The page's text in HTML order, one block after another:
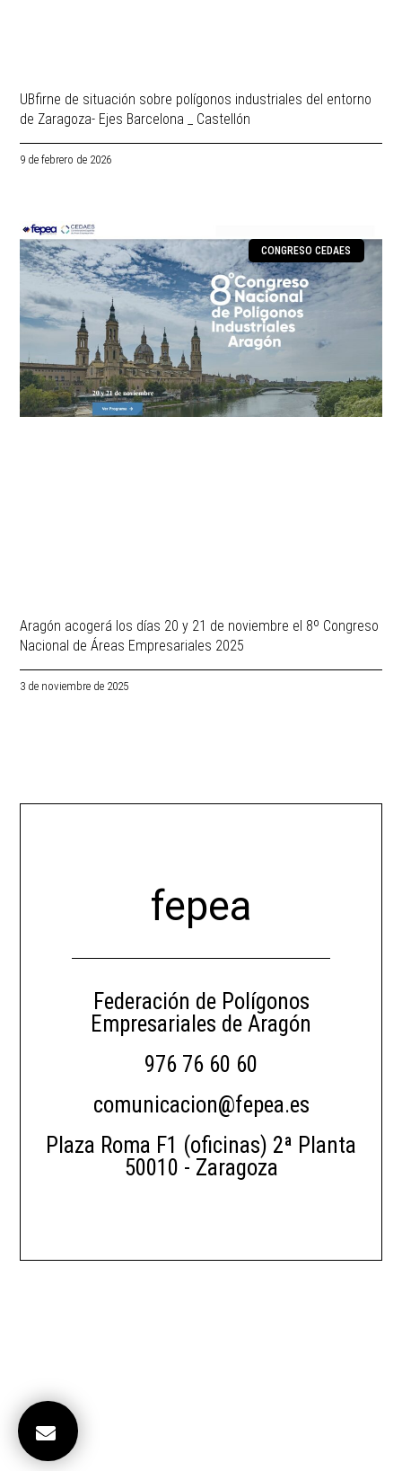
UBfirne de situación sobre polígonos industriales del entorno
de Zaragoza- Ejes Barcelona _ Castellón
9 de febrero de 2026
CONGRESO CEDAES
Aragón acogerá los días 20 y 21 de noviembre el 8º Congreso
Nacional de Áreas Empresariales 2025
3 de noviembre de 2025
fepea
Federación de Polígonos
Empresariales de Aragón
976 76 60 60
comunicacion@fepea.es
Plaza Roma F1 (oficinas) 2ª Planta
50010 - Zaragoza